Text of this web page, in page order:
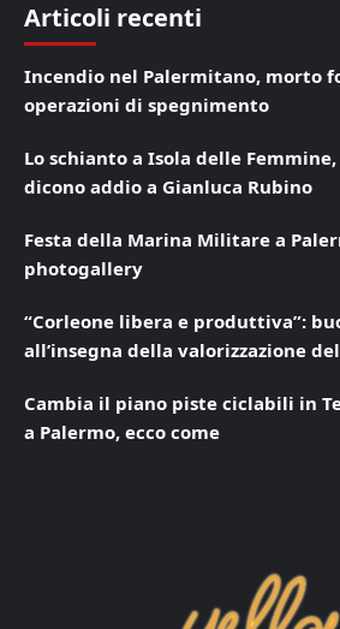
Articoli recenti
Incendio nel Palermitano, morto
operazioni di spegnimento
Lo schianto a Isola delle
dicono addio a Gianluca Rubino
Festa della Marina Militare a
photogallery
“Corleone libera e produttiva”:
all’insegna della valorizzazione
Cambia il piano piste ciclabili in
a Palermo, ecco come